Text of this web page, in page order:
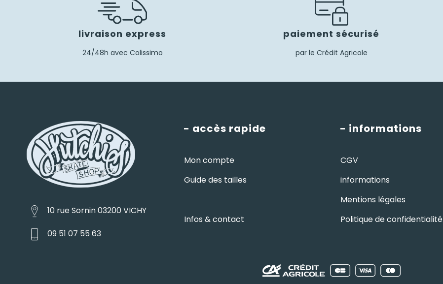
livraison express
24/48h avec Colissimo
paiement sécurisé
par le Crédit Agricole
10 rue Sornin 03200 VICHY
09 51 07 55 63
- accès rapide
Mon compte
Guide des tailles
Infos & contact
- informations
CGV
informations
Mentions légales
Politique de confidentialité